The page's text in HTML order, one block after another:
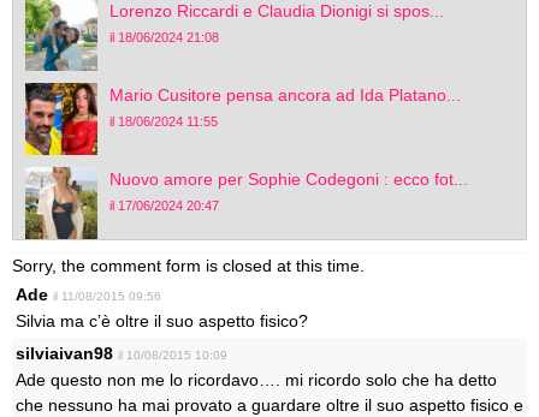
Lorenzo Riccardi e Claudia Dionigi si spos...
il 18/06/2024 21:08
Mario Cusitore pensa ancora ad Ida Platano...
il 18/06/2024 11:55
Nuovo amore per Sophie Codegoni : ecco fot...
il 17/06/2024 20:47
Sorry, the comment form is closed at this time.
Ade il 11/08/2015 09:56
Silvia ma c’è oltre il suo aspetto fisico?
silviaivan98 il 10/08/2015 10:09
Ade questo non me lo ricordavo…. mi ricordo solo che ha detto
che nessuno ha mai provato a guardare oltre il suo aspetto fisico e